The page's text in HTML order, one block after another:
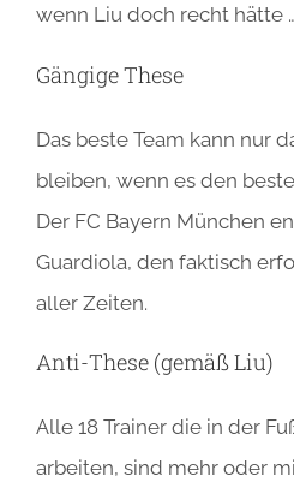
wenn Liu doch recht hätte
Gängige These
Das beste Team kann nur
bleiben, wenn es den
Der FC Bayern München
Guardiola, den faktisch
aller Zeiten.
Anti-These (gemäß Liu)
Alle 18 Trainer die in der
arbeiten, sind mehr oder